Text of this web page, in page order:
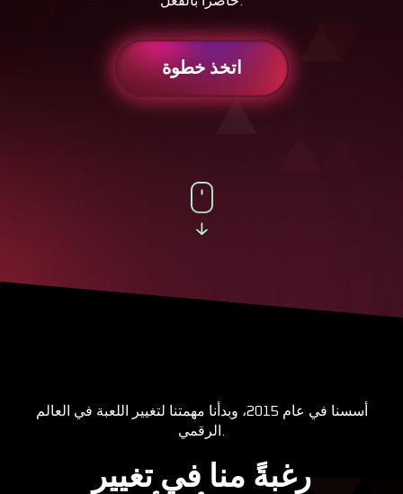
اتخذ خطوة
أسسنا في عام 2015، وبدأنا مهمتنا لتغيير اللعبة في العالم
رغبةً منا في تغيير